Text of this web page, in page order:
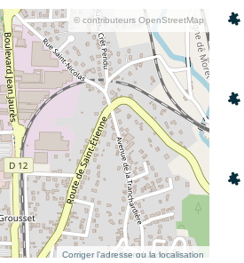
© contributeurs OpenStreetMap
Corriger l’adresse ou la localisation